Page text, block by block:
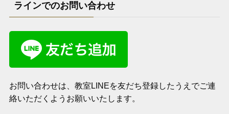
ラインでのお問い合わせ
お問い合わせは、教室LINEを友だち登録したうえでご連
絡いただくようお願いいたします。